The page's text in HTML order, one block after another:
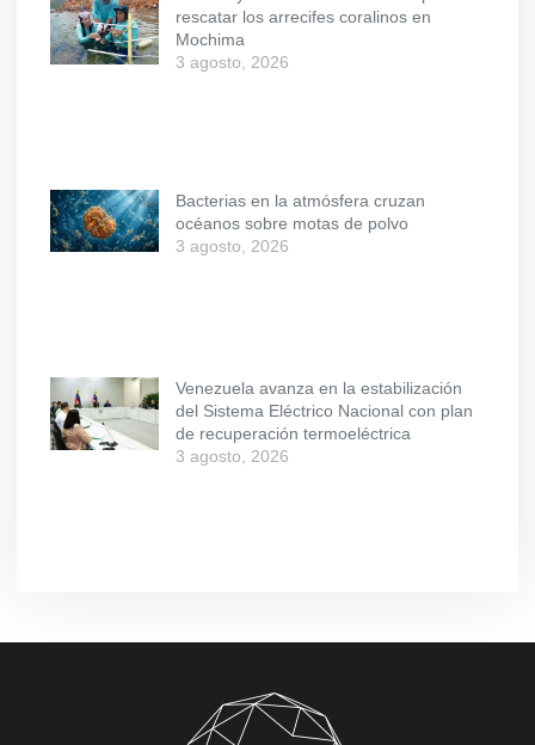
rescatar los arrecifes coralinos en
Mochima
3 agosto, 2026
Bacterias en la atmósfera cruzan
océanos sobre motas de polvo
3 agosto, 2026
Venezuela avanza en la estabilización
del Sistema Eléctrico Nacional con plan
de recuperación termoeléctrica
3 agosto, 2026